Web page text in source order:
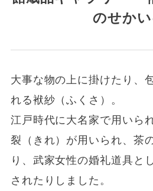
のせかい
大事な物の上に掛けたり、
れる袱紗（ふくさ）。
江戸時代に大名家で用いら
裂（きれ）が用いられ、茶
り、武家女性の婚礼道具と
されたりしました。